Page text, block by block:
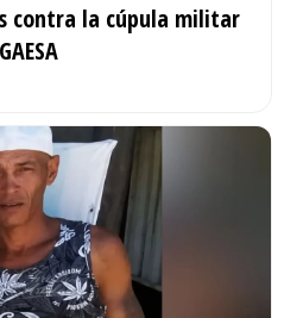
contra la cúpula militar